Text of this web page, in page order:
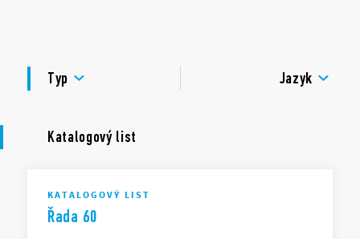
SCHVÁLENÍ
Typ
Jazyk
Katalogový list
KATALOGOVÝ LIST
Řada 60